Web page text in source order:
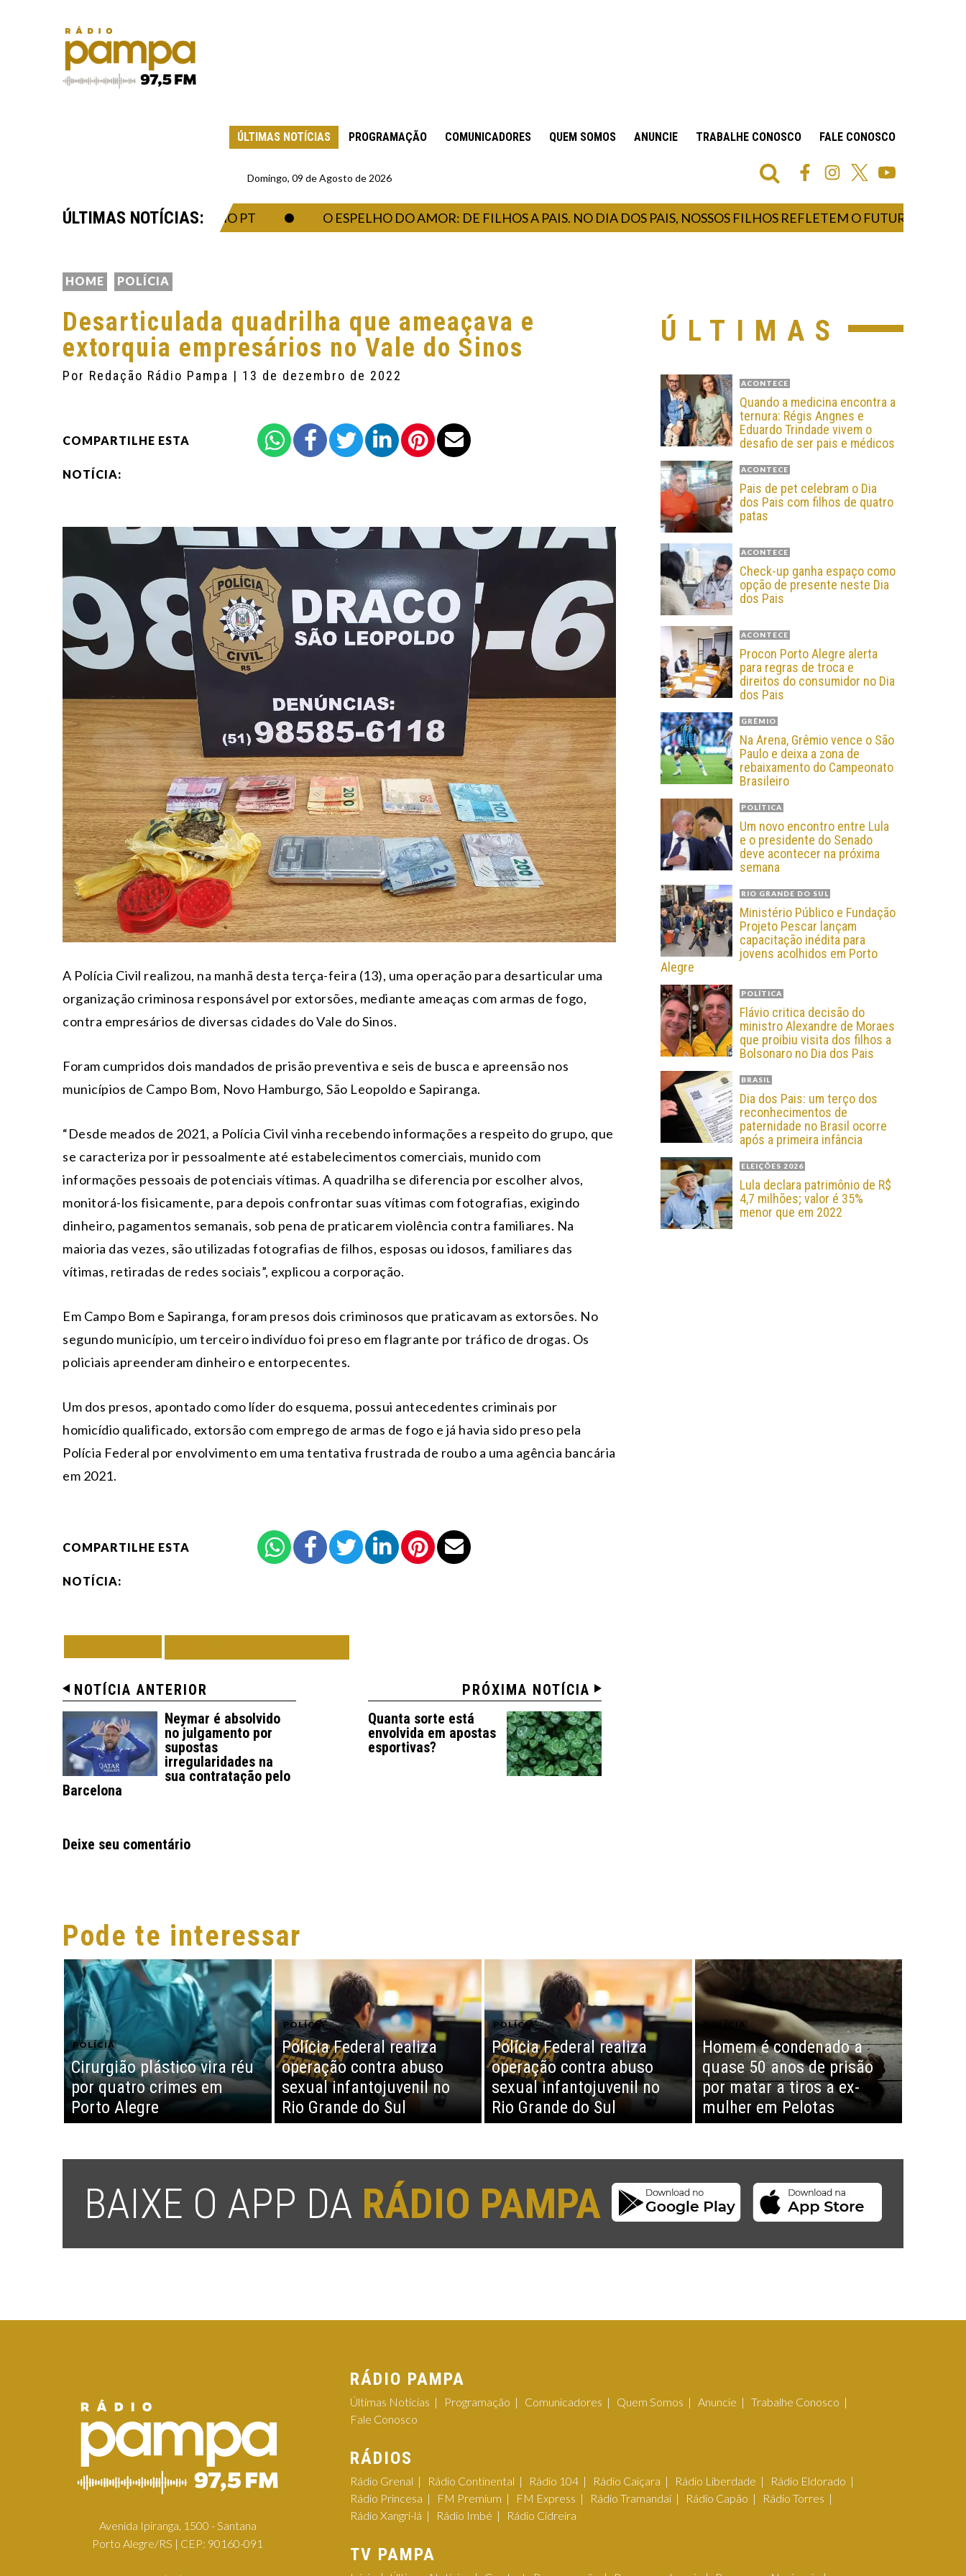
ÚLTIMAS NOTÍCIAS PROGRAMAÇÃO COMUNICADORES QUEM SOMOS ANUNCIE TRABALHE CONOSCO FALE CONOSCO
Domingo, 09 de Agosto de 2026
ÚLTIMAS NOTÍCIAS:
AVAL PARA TRABALHAR NO PT O ESPELHO DO AMOR: DE FILHOS A PAIS. NO DIA DOS PAIS, NOSSOS FILHOS REFLETEM O FUTURO E NOS
HOME POLÍCIA
Desarticulada quadrilha que ameaçava e
extorquia empresários no Vale do Sinos
Por Redação Rádio Pampa | 13 de dezembro de 2022
COMPARTILHE ESTA
NOTÍCIA:
A Polícia Civil realizou, na manhã desta terça-feira (13), uma operação para desarticular uma
organização criminosa responsável por extorsões, mediante ameaças com armas de fogo,
contra empresários de diversas cidades do Vale do Sinos.
Foram cumpridos dois mandados de prisão preventiva e seis de busca e apreensão nos
municípios de Campo Bom, Novo Hamburgo, São Leopoldo e Sapiranga.
“Desde meados de 2021, a Polícia Civil vinha recebendo informações a respeito do grupo, que
se caracteriza por ir pessoalmente até estabelecimentos comerciais, munido com
informações pessoais de potenciais vítimas. A quadrilha se diferencia por escolher alvos,
monitorá-los fisicamente, para depois confrontar suas vítimas com fotografias, exigindo
dinheiro, pagamentos semanais, sob pena de praticarem violência contra familiares. Na
maioria das vezes, são utilizadas fotografias de filhos, esposas ou idosos, familiares das
vítimas, retiradas de redes sociais”, explicou a corporação.
Em Campo Bom e Sapiranga, foram presos dois criminosos que praticavam as extorsões. No
segundo município, um terceiro indivíduo foi preso em flagrante por tráfico de drogas. Os
policiais apreenderam dinheiro e entorpecentes.
Um dos presos, apontado como líder do esquema, possui antecedentes criminais por
homicídio qualificado, extorsão com emprego de armas de fogo e já havia sido preso pela
Polícia Federal por envolvimento em uma tentativa frustrada de roubo a uma agência bancária
em 2021.
COMPARTILHE ESTA
NOTÍCIA:
NOTÍCIA ANTERIOR
Neymar é absolvido
no julgamento por
supostas
irregularidades na
sua contratação pelo
Barcelona
PRÓXIMA NOTÍCIA
Quanta sorte está
envolvida em apostas
esportivas?
Deixe seu comentário
ÚLTIMAS
ACONTECE
Quando a medicina encontra a
ternura: Régis Angnes e
Eduardo Trindade vivem o
desafio de ser pais e médicos
ACONTECE
Pais de pet celebram o Dia
dos Pais com filhos de quatro
patas
ACONTECE
Check-up ganha espaço como
opção de presente neste Dia
dos Pais
ACONTECE
Procon Porto Alegre alerta
para regras de troca e
direitos do consumidor no Dia
dos Pais
GRÊMIO
Na Arena, Grêmio vence o São
Paulo e deixa a zona de
rebaixamento do Campeonato
Brasileiro
POLÍTICA
Um novo encontro entre Lula
e o presidente do Senado
deve acontecer na próxima
semana
RIO GRANDE DO SUL
Ministério Público e Fundação
Projeto Pescar lançam
capacitação inédita para
jovens acolhidos em Porto
Alegre
POLÍTICA
Flávio critica decisão do
ministro Alexandre de Moraes
que proibiu visita dos filhos a
Bolsonaro no Dia dos Pais
BRASIL
Dia dos Pais: um terço dos
reconhecimentos de
paternidade no Brasil ocorre
após a primeira infância
ELEIÇÕES 2026
Lula declara patrimônio de R$
4,7 milhões; valor é 35%
menor que em 2022
Pode te interessar
POLÍCIA
Cirurgião plástico vira réu
por quatro crimes em
Porto Alegre
POLÍCIA
Polícia Federal realiza
operação contra abuso
sexual infantojuvenil no
Rio Grande do Sul
POLÍCIA
Polícia Federal realiza
operação contra abuso
sexual infantojuvenil no
Rio Grande do Sul
POLÍCIA
Homem é condenado a
quase 50 anos de prisão
por matar a tiros a ex-
mulher em Pelotas
BAIXE O APP DA RÁDIO PAMPA
Avenida Ipiranga, 1500 - Santana
Porto Alegre/RS | CEP: 90160-091
RÁDIO PAMPA
Últimas Notícias Programação Comunicadores Quem Somos Anuncie
Trabalhe Conosco
Fale Conosco
RÁDIOS
Rádio Grenal Rádio Continental Rádio 104 Rádio Caiçara Rádio Liberdade
Rádio Eldorado
Rádio Princesa
FM Premium FM Express Rádio Tramandaí Rádio Capão
Rádio Torres
Rádio Xangri-lá
Rádio Imbé Rádio Cidreira
TV PAMPA